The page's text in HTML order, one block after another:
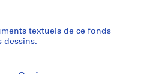
textuels de ce fonds
dessins.